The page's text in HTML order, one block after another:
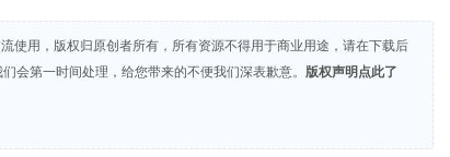
使用，版权归原创者所有，所有资源不得用于商业用途，请在下载后
会第一时间处理，给您带来的不便我们深表歉意。
版权声明点此了